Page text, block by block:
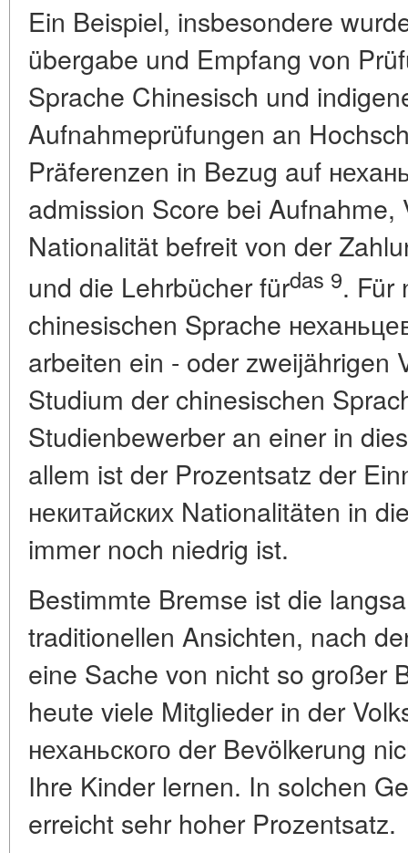
Ein Beispiel, insbesondere
übergabe und Empfang von
Sprache Chinesisch und
Aufnahmeprüfungen an
Präferenzen in Bezug auf
admission Score bei Aufnahme,
Nationalität befreit von der
und die Lehrbücher fürdas 9. Für
chinesischen Sprache
arbeiten ein - oder zweijährigen
Studium der chinesischen
Studienbewerber an einer in
allem ist der Prozentsatz der
некитайских Nationalitäten in
immer noch niedrig ist.
Bestimmte Bremse ist die
traditionellen Ansichten, nach
eine Sache von nicht so großer
heute viele Mitglieder in der
неханьского der Bevölkerung
Ihre Kinder lernen. In solchen
erreicht sehr hoher Prozentsatz.